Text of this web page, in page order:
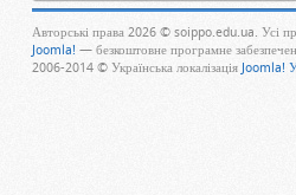
Авторські права 2026 © soippo.edu.ua. Усі
Joomla! — безкоштовне програмне
2006-2014 © Українська локалізація Joomla!